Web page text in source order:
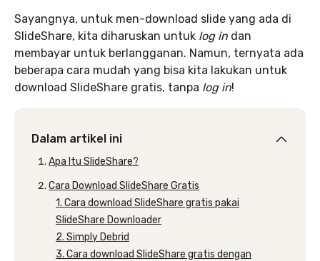
Sayangnya, untuk men-download slide yang ada di
SlideShare, kita diharuskan untuk log in dan
membayar untuk berlangganan. Namun, ternyata ada
beberapa cara mudah yang bisa kita lakukan untuk
download SlideShare gratis, tanpa log in!
Dalam artikel ini
Apa Itu SlideShare?
Cara Download SlideShare Gratis
1. Cara download SlideShare gratis pakai
SlideShare Downloader
2. Simply Debrid
3. Cara download SlideShare gratis dengan